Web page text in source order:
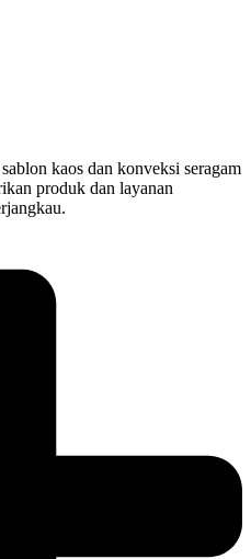
kaos dan konveksi seragam
produk dan layanan